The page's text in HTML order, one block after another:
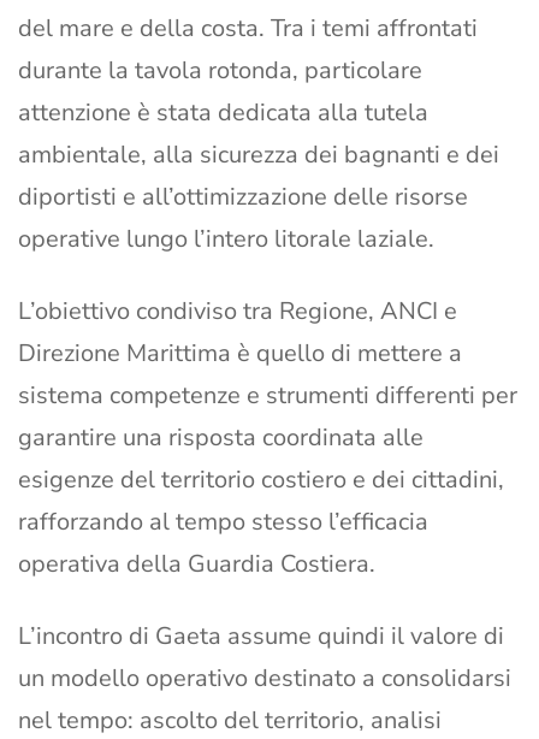
del mare e della costa. Tra i temi affrontati
durante la tavola rotonda, particolare
attenzione è stata dedicata alla tutela
ambientale, alla sicurezza dei bagnanti e dei
diportisti e all’ottimizzazione delle risorse
operative lungo l’intero litorale laziale.
L’obiettivo condiviso tra Regione, ANCI e
Direzione Marittima è quello di mettere a
sistema competenze e strumenti differenti per
garantire una risposta coordinata alle
esigenze del territorio costiero e dei cittadini,
rafforzando al tempo stesso l’efficacia
operativa della Guardia Costiera.
L’incontro di Gaeta assume quindi il valore di
un modello operativo destinato a consolidarsi
nel tempo: ascolto del territorio, analisi